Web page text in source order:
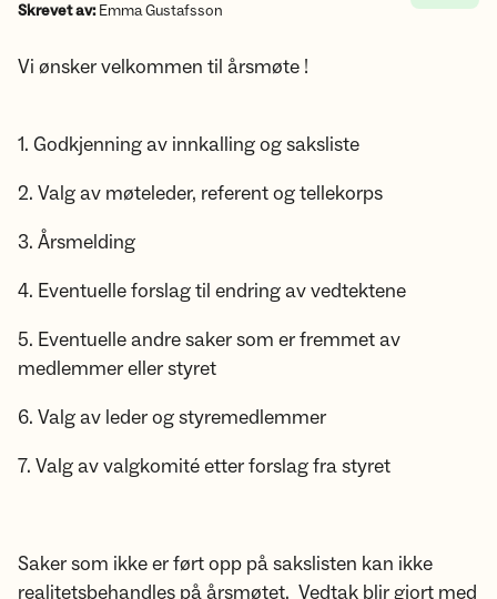
Skrevet av:Emma Gustafsson
Vi ønsker velkommen til årsmøte !
1. Godkjenning av innkalling og saksliste
2. Valg av møteleder, referent og tellekorps
3. Årsmelding
4. Eventuelle forslag til endring av vedtektene
5. Eventuelle andre saker som er fremmet av
medlemmer eller styret
6. Valg av leder og styremedlemmer
7. Valg av valgkomité etter forslag fra styret
Saker som ikke er ført opp på sakslisten kan ikke
realitetsbehandles på årsmøtet. Vedtak blir gjort med